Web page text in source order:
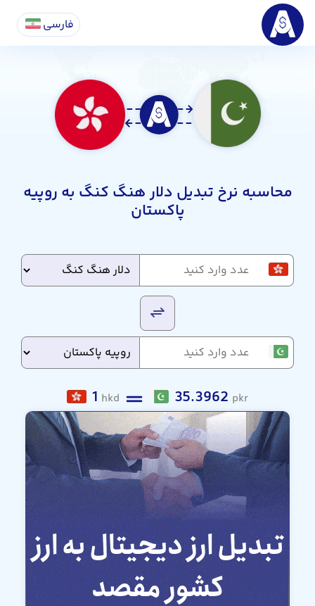
فارسی
محاسبه نرخ تبدیل دلار هنگ کنگ به روپیه
پاکستان
1 hkd 35.3962 pkr